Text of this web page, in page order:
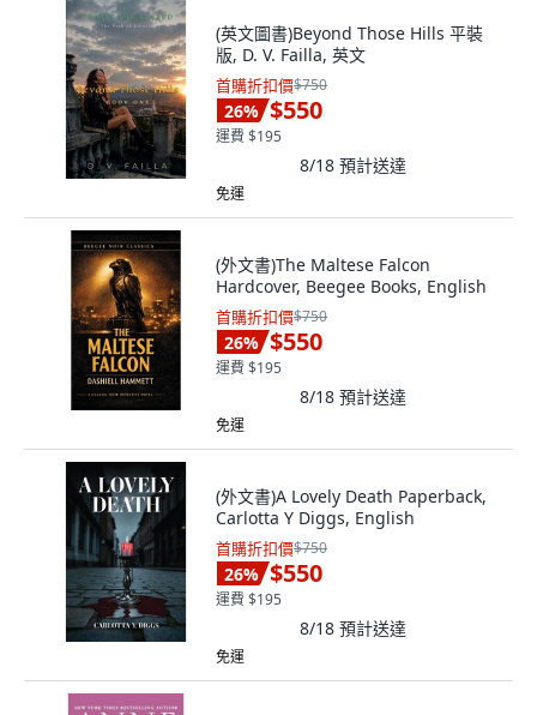
(英文圖書)Beyond Those Hills 平裝
版, D. V. Failla, 英文
首購折扣價$750
26% $550
運費 $195
8/18 預計送達
免運
(外文書)The Maltese Falcon
Hardcover, Beegee Books, English
首購折扣價$750
26% $550
運費 $195
8/18 預計送達
免運
(外文書)A Lovely Death Paperback,
Carlotta Y Diggs, English
首購折扣價$750
26% $550
運費 $195
8/18 預計送達
免運